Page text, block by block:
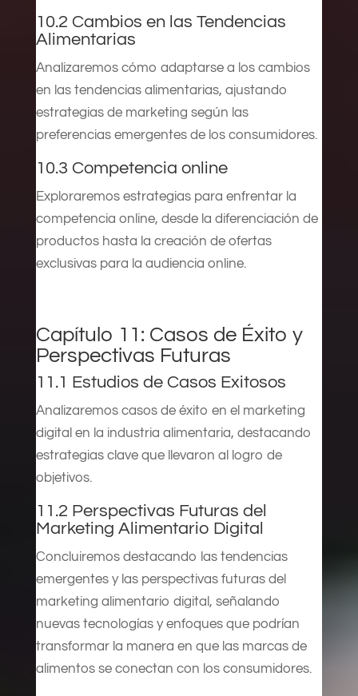
10.2 Cambios en las Tendencias
Alimentarias
Analizaremos cómo adaptarse a los cambios
en las tendencias alimentarias, ajustando
estrategias de marketing según las
preferencias emergentes de los consumidores.
10.3 Competencia online
Exploraremos estrategias para enfrentar la
competencia online, desde la diferenciación de
productos hasta la creación de ofertas
exclusivas para la audiencia online.
Capítulo 11: Casos de Éxito y
Perspectivas Futuras
11.1 Estudios de Casos Exitosos
Analizaremos casos de éxito en el marketing
digital en la industria alimentaria, destacando
estrategias clave que llevaron al logro de
objetivos.
11.2 Perspectivas Futuras del
Marketing Alimentario Digital
Concluiremos destacando las tendencias
emergentes y las perspectivas futuras del
marketing alimentario digital, señalando
nuevas tecnologías y enfoques que podrían
transformar la manera en que las marcas de
alimentos se conectan con los consumidores.